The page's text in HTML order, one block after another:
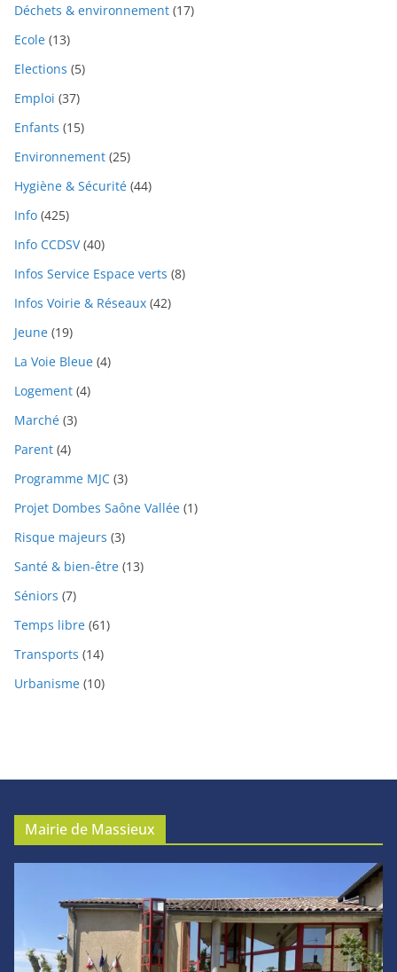
Déchets & environnement (17)
Ecole (13)
Elections (5)
Emploi (37)
Enfants (15)
Environnement (25)
Hygiène & Sécurité (44)
Info (425)
Info CCDSV(40)
Infos Service Espace verts (8)
Infos Voirie & Réseaux (42)
Jeune (19)
La Voie Bleue (4)
Logement (4)
Marché (3)
Parent (4)
Programme MJC (3)
Projet Dombes Saône Vallée (1)
Risque majeurs (3)
Santé & bien-être (13)
Séniors (7)
Temps libre (61)
Transports (14)
Urbanisme (10)
Mairie de Massieux